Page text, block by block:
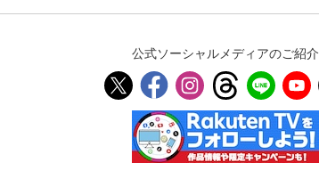
公式ソーシャルメディアのご紹介